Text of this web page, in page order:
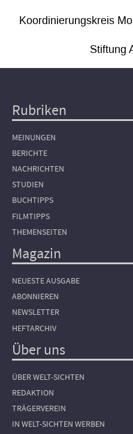
Koordinierungskreis
Stiftung
Hauptnavigation
Rubriken
MEINUNGEN
BERICHTE
NACHRICHTEN
STUDIEN
BUCHTIPPS
FILMTIPPS
THEMENSEITEN
Magazin
NEUESTE AUSGABE
ABONNIEREN
NEWSLETTER
HEFTARCHIV
Über uns
ÜBER WELT-SICHTEN
REDAKTION
TRÄGERVEREIN
IN WELT-SICHTEN WERBEN